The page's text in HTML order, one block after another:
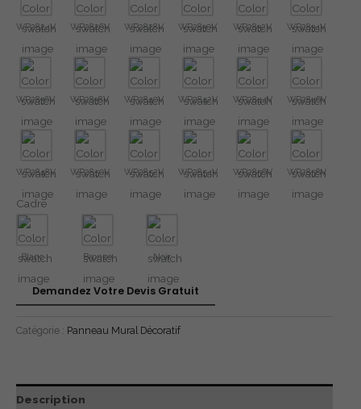
WP2824V WP2826V WP2828V WP2830V WP2832V WP2834V
WP2836V WP2838V WP2840V WP2842V WP2844V WP2846V
WP2848V WP2850V WP2852V WP2854V WP2856V WP2858V
Cadre
Blanc Bronze Noir
Demandez Votre Devis Gratuit
Catégorie : Panneau Mural Décoratif
Description